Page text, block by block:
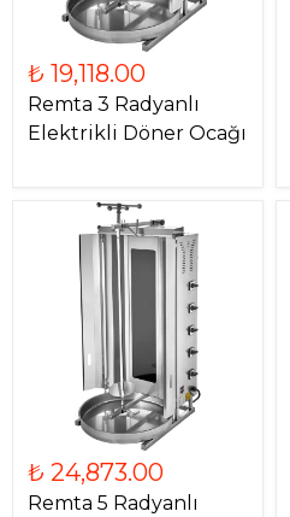
₺ 19,118.00
Remta 3 Radyanlı
Elektrikli Döner Ocağı
₺ 24,873.00
Remta 5 Radyanlı